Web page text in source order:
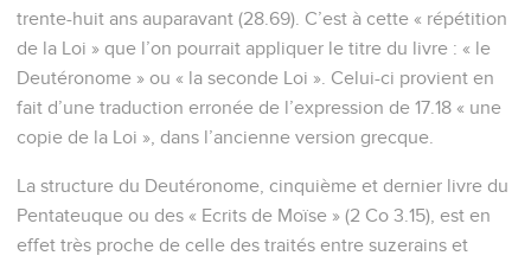
trente-huit ans auparavant (28.69). C’est à cette « répétition
de la Loi » que l’on pourrait appliquer le titre du livre : « le
Deutéronome » ou « la seconde Loi ». Celui-ci provient en
fait d’une traduction erronée de l’expression de 17.18 « une
copie de la Loi », dans l’ancienne version grecque.
La structure du Deutéronome, cinquième et dernier livre du
Pentateuque ou des « Ecrits de Moïse » (2 Co 3.15), est en
effet très proche de celle des traités entre suzerains et